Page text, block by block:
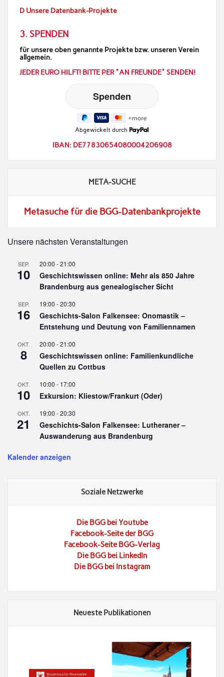
D Unsere Datenbank-Projekte
3. SPENDEN
für unsere oben genannte Projekte bzw. unseren Verein
allgemein.
JEDER EURO HILFT! BITTE PER "AN FREUNDE" SENDEN!
Abgewickelt durch
IBAN: DE77830654080004206908
META-SUCHE
Metasuche für die BGG-Datenbankprojekte
Unsere nächsten Veranstaltungen
SEP.
10
20:00 -21:00
Geschichtswissen online: Mehr als 850 Jahre
Brandenburg aus genealogischer Sicht
SEP.
16
19:00 -20:30
Geschichts-Salon Falkensee: Onomastik –
Entstehung und Deutung von Familiennamen
OKT.
8
20:00 -21:00
Geschichtswissen online: Familienkundliche
Quellen zu Cottbus
OKT.
10
10:00 - 17:00
Exkursion: Kliestow/Frankurt (Oder)
OKT.
21
19:00 -20:30
Geschichts-Salon Falkensee: Lutheraner –
Auswanderung aus Brandenburg
Kalender anzeigen
Soziale Netzwerke
Die BGG bei Youtube
Facebook-Seite der BGG
Facebook-Seite BGG-Verlag
Die BGG bei LinkedIn
Die BGG bei Instagram
Neueste Publikationen